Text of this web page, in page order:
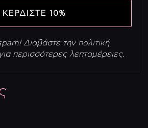
Διαβάστε την πολιτική
περισσότερες λεπτομέρειες.